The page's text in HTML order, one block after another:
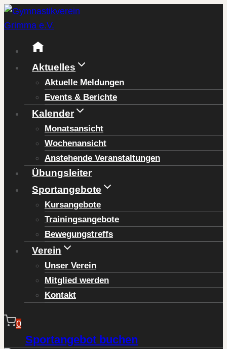
Zum
Inhalt
springen
Aktuelles
Aktuelle Meldungen
Events & Berichte
Kalender
Monatsansicht
Wochenansicht
Anstehende Veranstaltungen
Übungsleiter
Sportangebote
Kursangebote
Trainingsangebote
Bewegungstreffs
Verein
Unser Verein
Mitglied werden
Kontakt
0
Sportangebot buchen